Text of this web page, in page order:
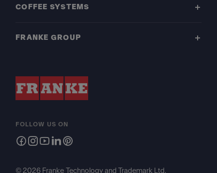
COFFEE SYSTEMS
FRANKE GROUP
FOLLOW US ON
© 2026 Franke Technology and Trademark Ltd.